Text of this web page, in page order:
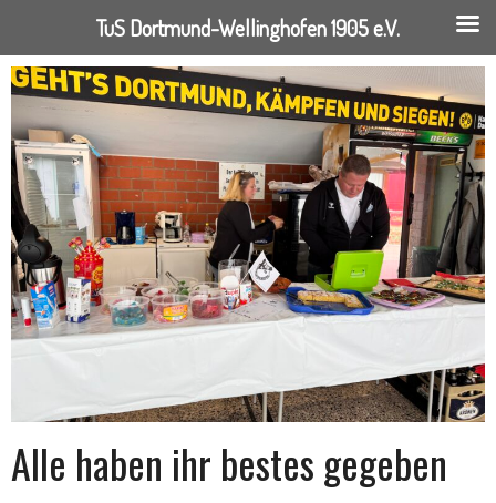
Springe
zum
Inhalt
Alle haben ihr bestes gegeben
TuS Dortmund-Wellinghofen 1905 e.V.